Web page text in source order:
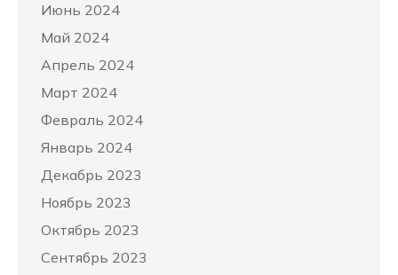
Июнь 2024
Май 2024
Апрель 2024
Март 2024
Февраль 2024
Январь 2024
Декабрь 2023
Ноябрь 2023
Октябрь 2023
Сентябрь 2023